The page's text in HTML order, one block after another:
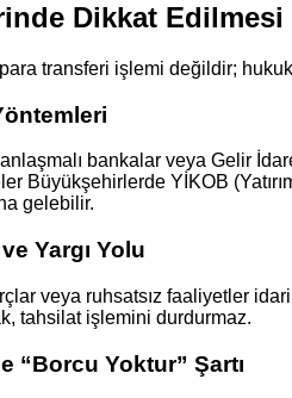
Dikkat
transferi işlemi değildir;
bankalar veya Gelir
Büyükşehirlerde YİKOB
gelebilir.
Yargı Yolu
veya ruhsatsız faaliyetler
tahsilat işlemini durdurmaz.
“Borcu Yoktur” Şartı